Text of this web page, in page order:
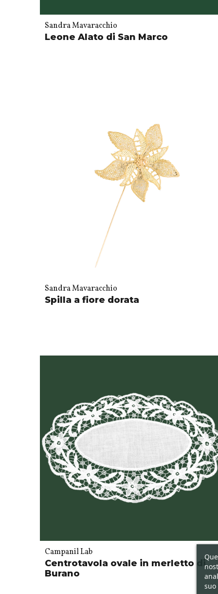
Sandra Mavaracchio
Leone Alato di San Marco
Sandra Mavaracchio
Spilla a fiore dorata
Campanil Lab
Centrotavola ovale in merletto di
Burano